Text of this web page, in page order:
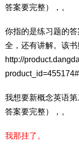
答案要完整），。
你指的是练习题的
全，还有讲解。该书
http://
我想要新概念英语
答案要完整），。
我那挂了。